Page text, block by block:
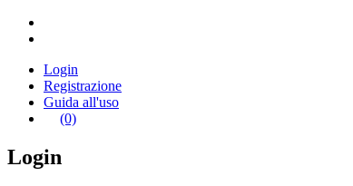
Login
Registrazione
Guida all'uso
(0)
Login